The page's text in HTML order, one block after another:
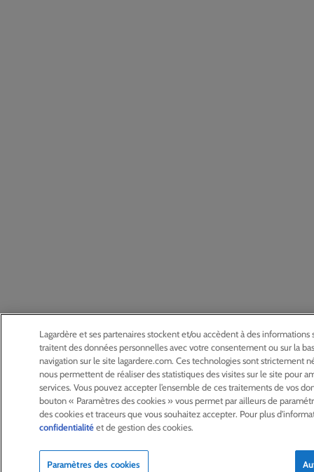
Lagardère et ses partenaires stockent et/ou accèdent à des
traitent des données personnelles avec votre consentement ou sur la
navigation sur le site lagardere.com. Ces technologies sont strictement
nous permettent de réaliser des statistiques des visites sur le site pour
services. Vous pouvez accepter l’ensemble de ces traitements de vos
bouton « Paramètres des cookies » vous permet par ailleurs de
des cookies et traceurs que vous souhaitez accepter. Pour plus
confidentialitéet de gestion des cookies.
Paramètres des cookies